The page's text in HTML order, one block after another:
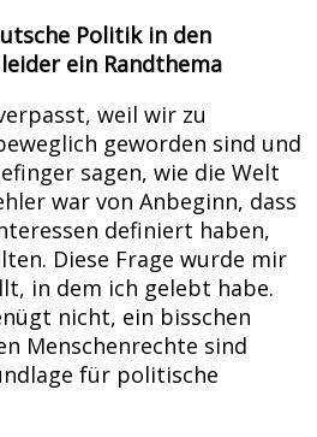
Politik in den
ein Randthema
weil wir zu
geworden sind und
sagen, wie die Welt
war von Anbeginn, dass
definiert haben,
Diese Frage wurde mir
in dem ich gelebt habe.
nicht, ein bisschen
Menschenrechte sind
für politische